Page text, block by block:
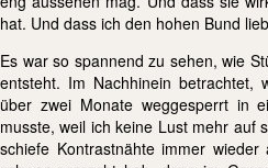
hat. Und dass ich den hohen Bund
Es war so spannend zu sehen, wie
entsteht. Im Nachhinein
über zwei Monate weggesperrt in
musste, weil ich keine Lust mehr auf
schiefe Kontrastnähte immer